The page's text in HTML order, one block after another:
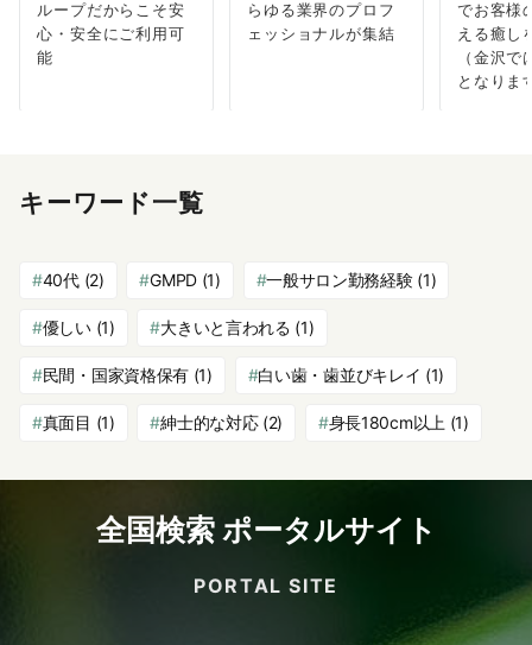
ループだからこそ安
心・安全にご利用可
能
らゆる業界のプロフ
ェッショナルが集結
でお客様
える癒し
（金沢で
となりま
キーワード一覧
40代(2) GMPD(1) 一般サロン勤務経験(1)
優しい(1) 大きいと言われる (1)
民間・国家資格保有 (1) 白い歯・歯並びキレイ (1)
真面目 (1) 紳士的な対応(2) 身長180cm以上 (1)
全国検索 ポータルサイト
PORTAL SITE